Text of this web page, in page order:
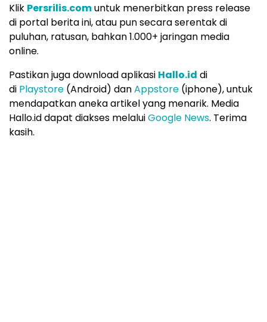
Klik Persrilis.comuntuk menerbitkan press release
di portal berita ini, atau pun secara serentak di
puluhan, ratusan, bahkan 1.000+ jaringan media
online.
Pastikan juga download aplikasi Hallo.id di
di Playstore (Android) danAppstore (iphone), untuk
mendapatkan aneka artikel yang menarik. Media
Hallo.id dapat diakses melaluiGoogle News. Terima
kasih.